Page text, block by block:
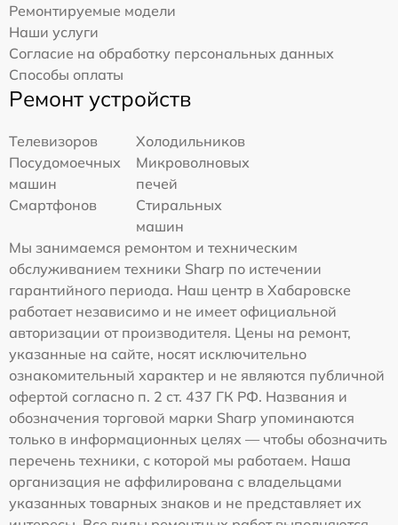
Ремонтируемые модели
Наши услуги
Согласие на обработку персональных данных
Способы оплаты
Ремонт устройств
Телевизоров
Холодильников
Посудомоечных
машин
Микроволновых
печей
Смартфонов
Стиральных
машин
Мы занимаемся ремонтом и техническим
обслуживанием техники Sharp по истечении
гарантийного периода. Наш центр в Хабаровске
работает независимо и не имеет официальной
авторизации от производителя. Цены на ремонт,
указанные на сайте, носят исключительно
ознакомительный характер и не являются публичной
офертой согласно п. 2 ст. 437 ГК РФ. Названия и
обозначения торговой марки Sharp упоминаются
только в информационных целях — чтобы обозначить
перечень техники, с которой мы работаем. Наша
организация не аффилирована с владельцами
указанных товарных знаков и не представляет их